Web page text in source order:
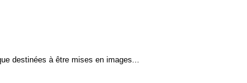
destinées à être mises en images...